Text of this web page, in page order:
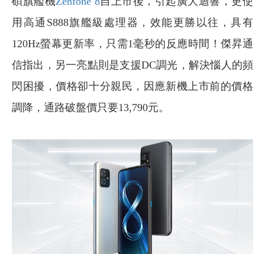
用高通S888旗艦級處理器，效能更勝以往，具有
120Hz螢幕更新率，只需1毫秒的反應時間！傑昇通
信指出，另一亮點則是支援DC調光，解決惱人的頻
閃困擾，價格卻十分親民，因應新機上市前的價格
調降，通路破盤價只要13,790元。